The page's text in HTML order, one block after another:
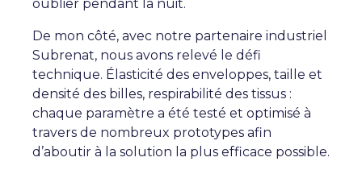
oublier pendant la nuit.
De mon côté, avec notre partenaire industriel
Subrenat, nous avons relevé le défi
technique. Élasticité des enveloppes, taille et
densité des billes, respirabilité des tissus :
chaque paramètre a été testé et optimisé à
travers de nombreux prototypes afin
d’aboutir à la solution la plus efficace possible.